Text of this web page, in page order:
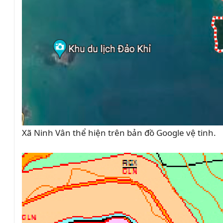
Xã Ninh Vân thể hiện trên bản đồ Google vệ tinh.